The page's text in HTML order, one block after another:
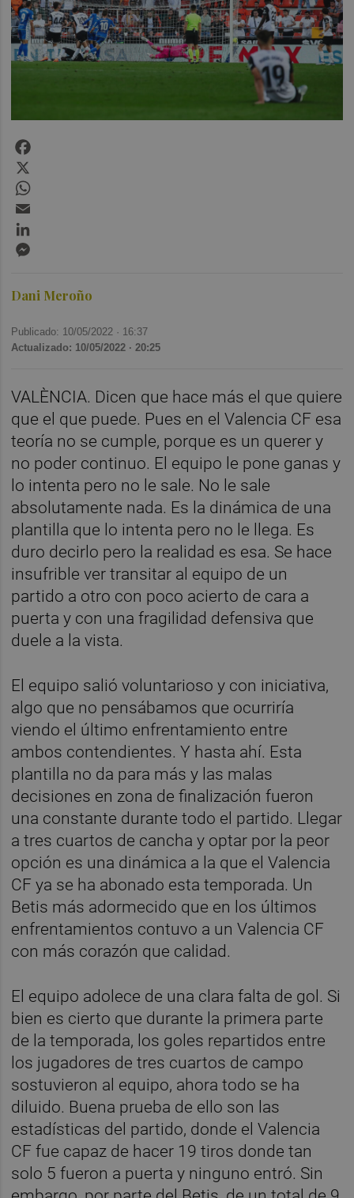
Dani Meroño
Publicado: 10/05/2022 · 16:37
Actualizado: 10/05/2022 · 20:25
VALÈNCIA. Dicen que hace más el que quiere
que el que puede. Pues en el Valencia CF esa
teoría no se cumple, porque es un querer y
no poder continuo. El equipo le pone ganas y
lo intenta pero no le sale. No le sale
absolutamente nada. Es la dinámica de una
plantilla que lo intenta pero no le llega. Es
duro decirlo pero la realidad es esa. Se hace
insufrible ver transitar al equipo de un
partido a otro con poco acierto de cara a
puerta y con una fragilidad defensiva que
duele a la vista.
El equipo salió voluntarioso y con iniciativa,
algo que no pensábamos que ocurriría
viendo el último enfrentamiento entre
ambos contendientes. Y hasta ahí. Esta
plantilla no da para más y las malas
decisiones en zona de finalización fueron
una constante durante todo el partido. Llegar
a tres cuartos de cancha y optar por la peor
opción es una dinámica a la que el Valencia
CF ya se ha abonado esta temporada. Un
Betis más adormecido que en los últimos
enfrentamientos contuvo a un Valencia CF
con más corazón que calidad.
El equipo adolece de una clara falta de gol. Si
bien es cierto que durante la primera parte
de la temporada, los goles repartidos entre
los jugadores de tres cuartos de campo
sostuvieron al equipo, ahora todo se ha
diluido. Buena prueba de ello son las
estadísticas del partido, donde el Valencia
CF fue capaz de hacer 19 tiros donde tan
solo 5 fueron a puerta y ninguno entró. Sin